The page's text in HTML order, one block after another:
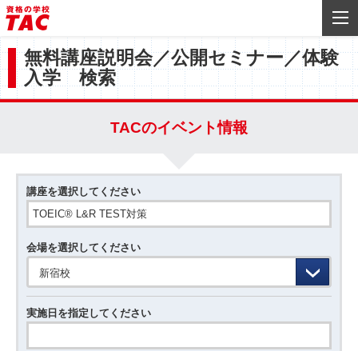
無料講座説明会／公開セミナー／体験
入学 検索
TACのイベント情報
講座を選択してください
会場を選択してください
新宿校
実施日を指定してください